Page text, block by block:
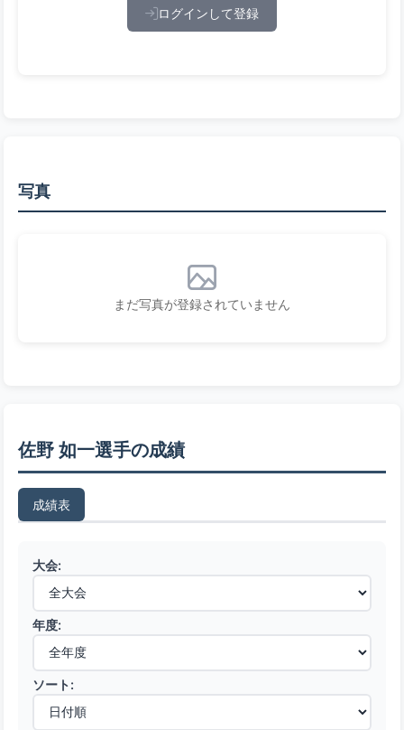
ログインして登録
写真
まだ写真が登録されていません
佐野 如一選手の成績
成績表
大会:
年度:
ソート: